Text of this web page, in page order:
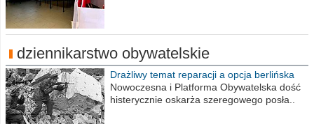
dziennikarstwo obywatelskie
Drażliwy temat reparacji a opcja berlińska
Nowoczesna i Platforma Obywatelska dość
histerycznie oskarża szeregowego posła..